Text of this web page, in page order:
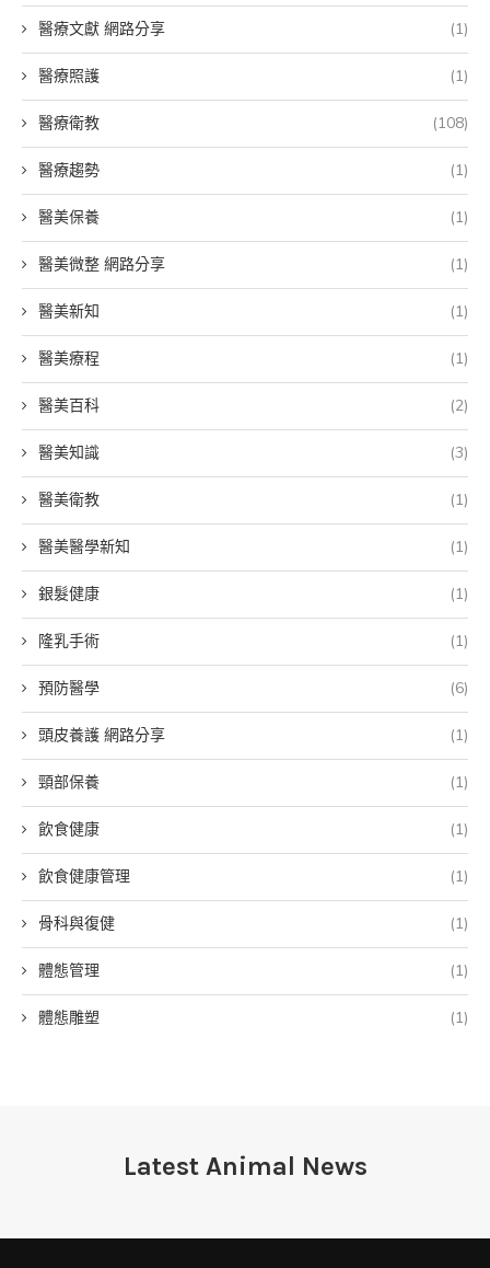
醫療文獻 網路分享 (1)
醫療照護 (1)
醫療衛教 (108)
醫療趨勢 (1)
醫美保養 (1)
醫美微整 網路分享 (1)
醫美新知 (1)
醫美療程 (1)
醫美百科 (2)
醫美知識 (3)
醫美衛教 (1)
醫美醫學新知 (1)
銀髮健康 (1)
隆乳手術 (1)
預防醫學 (6)
頭皮養護 網路分享 (1)
頸部保養 (1)
飲食健康 (1)
飲食健康管理 (1)
骨科與復健 (1)
體態管理 (1)
體態雕塑 (1)
Latest Animal News